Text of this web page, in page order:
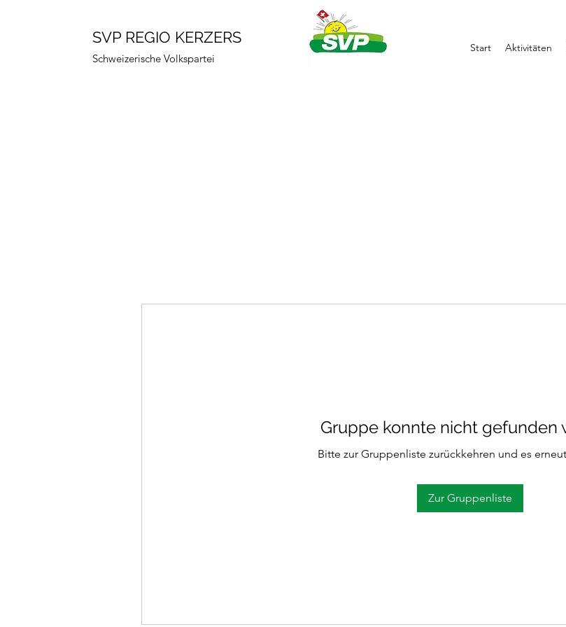
SVP REGIO KERZERS
Schweizerische Volkspartei
Start Aktivitäten
Gruppe konnte nicht gefunden
Bitte zur Gruppenliste zurückkehren und es
Zur Gruppenliste